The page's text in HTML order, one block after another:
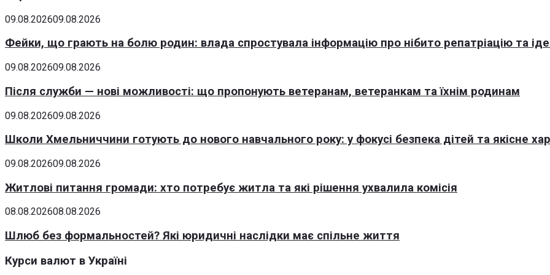
09.08.202609.08.2026
Фейки, що грають на болю родин: влада спростувала інформацію про нібито репатріацію та
09.08.202609.08.2026
Після служби — нові можливості: що пропонують ветеранам, ветеранкам та їхнім родинам
09.08.202609.08.2026
Школи Хмельниччини готують до нового навчального року: у фокусі безпека дітей та якісне
09.08.202609.08.2026
Житлові питання громади: хто потребує житла та які рішення ухвалила комісія
08.08.202608.08.2026
Шлюб без формальностей? Які юридичні наслідки має спільне життя
Курси валют в Україні